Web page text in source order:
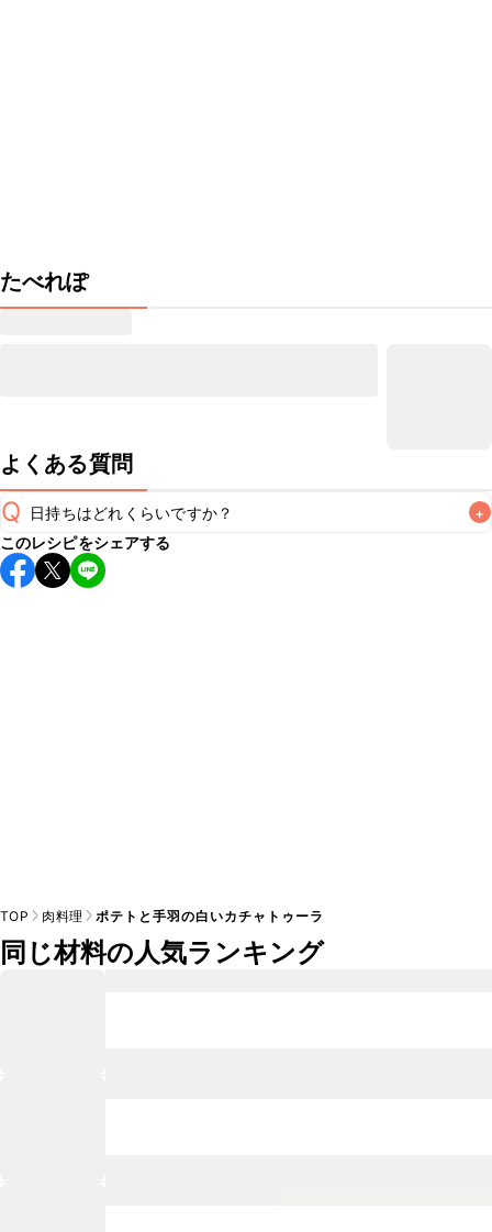
たべれぽ
よくある質問
Q 日持ちはどれくらいですか？ +
保存期間は冷蔵で翌日中が目安です。なるべくお早めにお召
し上がりください。
このレシピをシェアする
TOP 肉料理 ポテトと手羽の白いカチャトゥーラ
同じ材料の人気ランキング